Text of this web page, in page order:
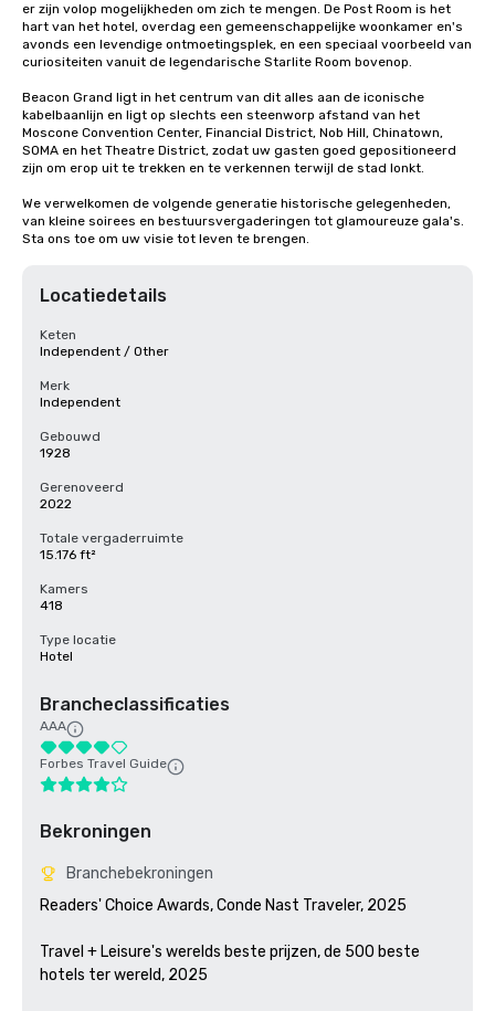
er zijn volop mogelijkheden om zich te mengen. De Post Room is het
hart van het hotel, overdag een gemeenschappelijke woonkamer en's
avonds een levendige ontmoetingsplek, en een speciaal voorbeeld van
curiositeiten vanuit de legendarische Starlite Room bovenop.
Beacon Grand ligt in het centrum van dit alles aan de iconische
kabelbaanlijn en ligt op slechts een steenworp afstand van het
Moscone Convention Center, Financial District, Nob Hill, Chinatown,
SOMA en het Theatre District, zodat uw gasten goed gepositioneerd
zijn om erop uit te trekken en te verkennen terwijl de stad lonkt.
We verwelkomen de volgende generatie historische gelegenheden,
van kleine soirees en bestuursvergaderingen tot glamoureuze gala's.
Sta ons toe om uw visie tot leven te brengen.
Locatiedetails
Keten
Independent / Other
Merk
Independent
Gebouwd
1928
Gerenoveerd
2022
Totale vergaderruimte
15.176 ft²
Kamers
418
Type locatie
Hotel
Brancheclassificaties
AAA
Forbes Travel Guide
Bekroningen
Branchebekroningen
Readers' Choice Awards, Conde Nast Traveler, 2025
Travel + Leisure's werelds beste prijzen, de 500 beste
hotels ter wereld, 2025